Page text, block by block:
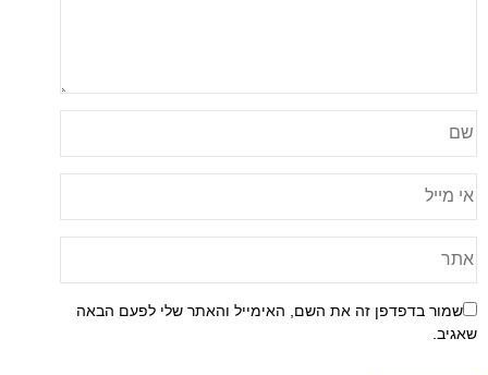
זה את השם, האימייל והאתר שלי לפעם הבאה